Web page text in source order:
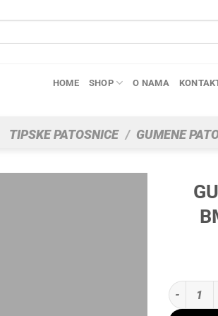
HOME SHOP O NAMA
TIPSKE PATOSNICE / GUMENE
GUMENE